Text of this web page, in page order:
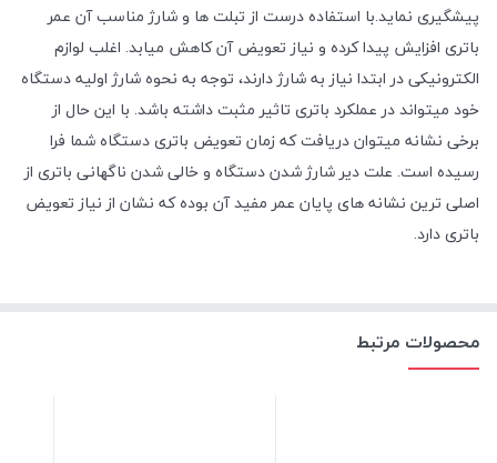
پیشگیری نماید.با استفاده درست از تبلت ها و شارژ مناسب آن عمر
باتری افزایش پیدا کرده و نیاز تعویض آن کاهش میابد. اغلب لوازم
الکترونیکی در ابتدا نیاز به شارژ دارند، توجه به نحوه شارژ اولیه دستگاه
خود میتواند در عملکرد باتری تاثیر مثبت داشته باشد. با این حال از
برخی نشانه میتوان دریافت که زمان تعویض باتری دستگاه شما فرا
رسیده است. علت دیر شارژ شدن دستگاه و خالی شدن ناگهانی باتری از
اصلی ترین نشانه های پایان عمر مفید آن بوده که نشان از نیاز تعویض
باتری دارد.
محصولات مرتبط